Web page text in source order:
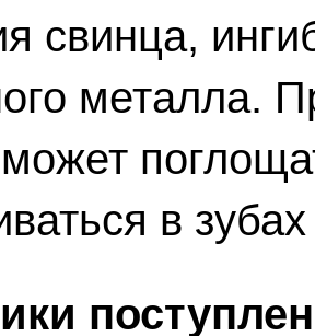
свинца,
металла.
в